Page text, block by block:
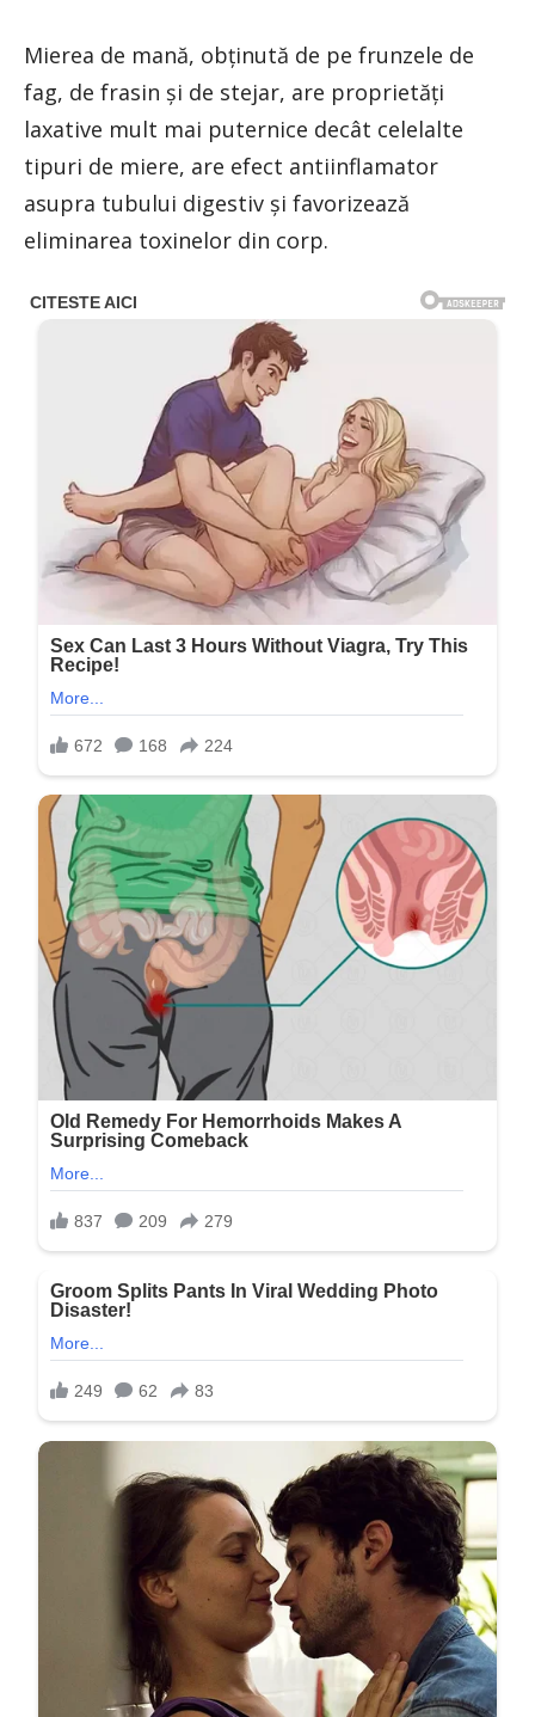
Mierea de mană, obţinută de pe frunzele de
fag, de frasin şi de stejar, are proprietăţi
laxative mult mai puternice decât celelalte
tipuri de miere, are efect antiinflamator
asupra tubului digestiv şi favorizează
eliminarea toxinelor din corp.